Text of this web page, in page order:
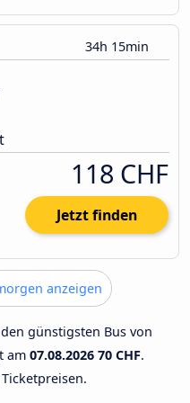
34h 15min
118 CHF
Jetzt finden
anzeigen
günstigsten Bus von
am 07.08.2026 70 CHF.